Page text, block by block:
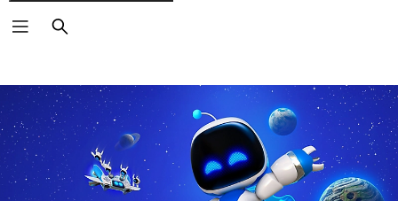
Buscar
Haz clic sobre los iconos de